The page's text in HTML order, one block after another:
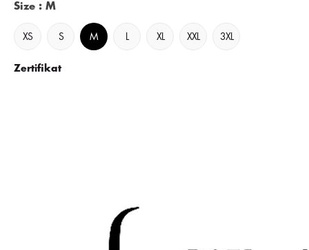
Size : M
XS S M XL XXL 3XL
Zertifikat